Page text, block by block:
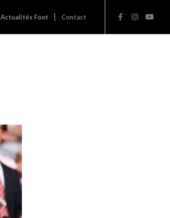
Actualités Foot Contact